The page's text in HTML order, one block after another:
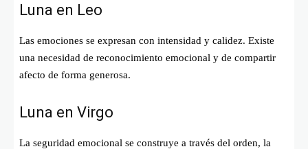
Luna en Leo
Las emociones se expresan con intensidad y calidez. Existe
una necesidad de reconocimiento emocional y de compartir
afecto de forma generosa.
Luna en Virgo
La seguridad emocional se construye a través del orden, la